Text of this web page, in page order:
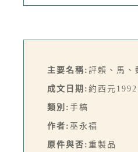
主要名稱: 評賴、馬、
成文日期: 約西元1992
類別: 手稿
作者: 巫永福
原件與否: 重製品